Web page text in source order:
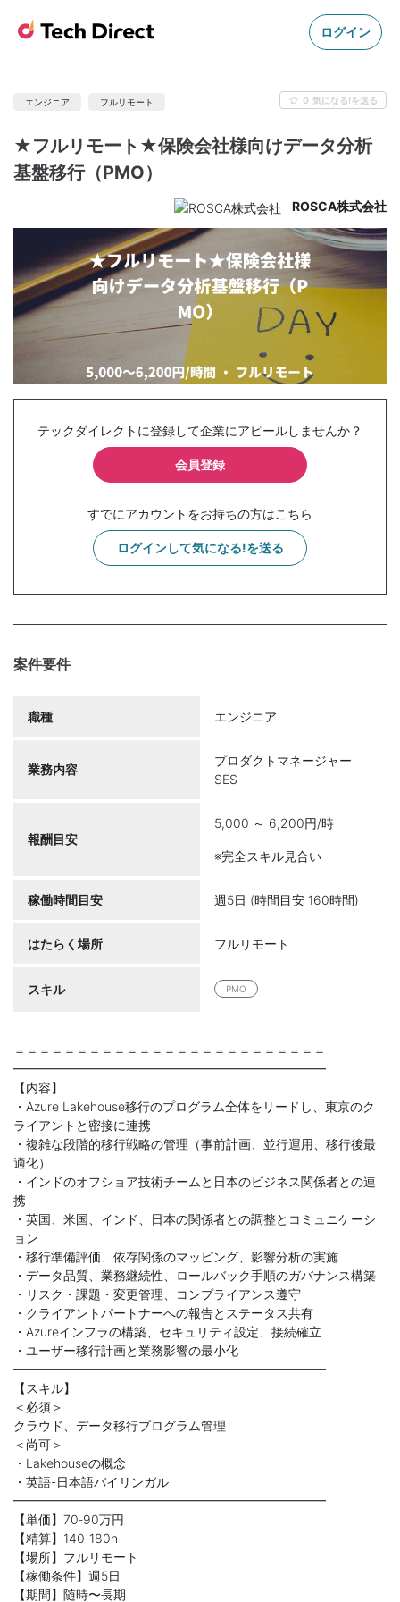
ログイン
エンジニア フルリモート 0 気になる!を送る
★フルリモート★保険会社様向けデータ分析
基盤移行（PMO）
ROSCA株式会社
テックダイレクトに登録して企業にアピールしませんか？
会員登録
すでにアカウントをお持ちの方はこちら
ログインして気になる!を送る
案件要件
職種 エンジニア
業務内容
プロダクトマネージャー
SES
報酬目安
5,000 ～ 6,200円/時
※完全スキル見合い
稼働時間目安 週5日 (時間目安 160時間)
はたらく場所 フルリモート
スキル PMO
＝＝＝＝＝＝＝＝＝＝＝＝＝＝＝＝＝＝＝＝＝＝＝＝＝
━━━━━━━━━━━━━━━━━━━━━━━━━
【内容】
・Azure Lakehouse移行のプログラム全体をリードし、東京のク
ライアントと密接に連携
・複雑な段階的移行戦略の管理（事前計画、並行運用、移行後最
適化）
・インドのオフショア技術チームと日本のビジネス関係者との連
携
・英国、米国、インド、日本の関係者との調整とコミュニケーシ
ョン
・移行準備評価、依存関係のマッピング、影響分析の実施
・データ品質、業務継続性、ロールバック手順のガバナンス構築
・リスク・課題・変更管理、コンプライアンス遵守
・クライアントパートナーへの報告とステータス共有
・Azureインフラの構築、セキュリティ設定、接続確立
・ユーザー移行計画と業務影響の最小化
━━━━━━━━━━━━━━━━━━━━━━━━━
【スキル】
＜必須＞
クラウド、データ移行プログラム管理
＜尚可＞
・Lakehouseの概念
・英語-日本語バイリンガル
━━━━━━━━━━━━━━━━━━━━━━━━━
【単価】70‐90万円
【精算】140‐180h
【場所】フルリモート
【稼働条件】週5日
【期間】随時〜長期